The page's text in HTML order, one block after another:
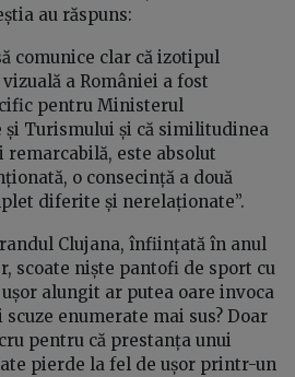
au răspuns:
comunice clar că izotipul
a României a fost
pentru Ministerul
și Turismului și că similitudinea
remarcabilă, este absolut
o consecință a două
diferite și nerelaționate”.
Clujana, înființată în anul
scoate niște pantofi de sport cu
alungit ar putea oare invoca
enumerate mai sus? Doar
pentru că prestanța unui
pierde la fel de ușor printr-un